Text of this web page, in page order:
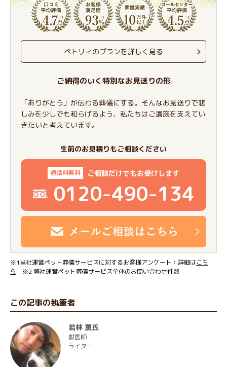
ペトリィのプランを詳しく見る
ご納得のいく特別なお見送りの形
「ありがとう」が伝わる葬儀にする。そんなお見送りで悲
しみを少しでも和らげるよう、私たちはご遺族を支えてい
きたいと考えています。
生前のお見積りもご相談ください
通話料無料 ご相談だけでもお受けします
0120-490-134
※1当社運営ペット葬儀サービスに対するお客様アンケート：詳細はこち
ら
※2 弊社運営ペット葬儀サービス全体のお問い合わせ件数
この記事の執筆者
若林 薫氏
獣医師
ライター